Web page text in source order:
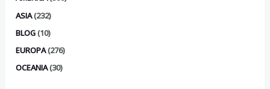
ASIA(232)
BLOG(10)
EUROPA(276)
OCEANIA(30)